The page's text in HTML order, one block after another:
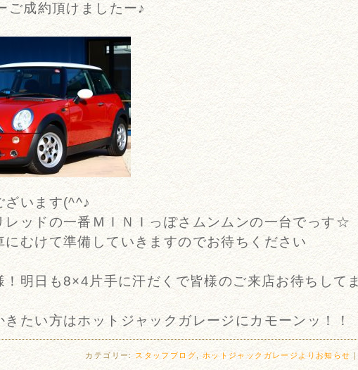
ご成約頂けましたー♪
ざいます(^^♪
レッドの一番ＭＩＮＩっぽさムンムンの一台でっす☆
にむけて準備していきますのでお待ちください
！明日も8×4片手に汗だくで皆様のご来店お待ちしてま
きたい方はホットジャックガレージにカモーンッ！！
カテゴリー: スタッフブログ ホットジャックガレージよりお知らせ ｜